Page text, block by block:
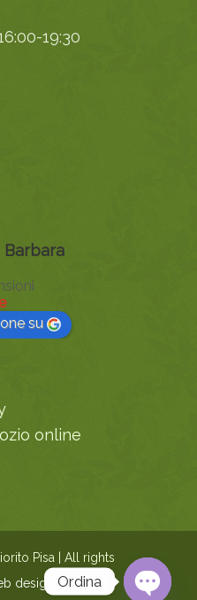
19:30
su
online
Pisa | All rights
design Ordina